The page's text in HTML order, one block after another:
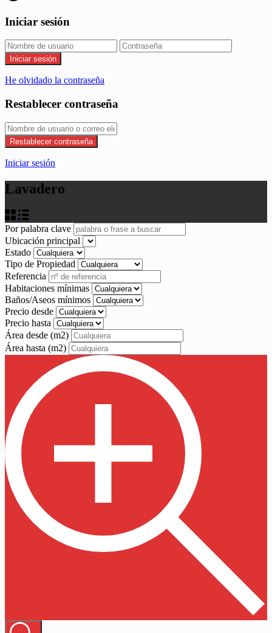
Iniciar sesión
Iniciar sesión
He olvidado la contraseña
Restablecer contraseña
Restablecer contraseña
Iniciar sesión
Lavadero
Por palabra clave
Ubicación principal
Estado
Tipo de Propiedad
Referencia
Habitaciones mínimas
Baños/Aseos mínimos
Precio desde
Precio hasta
Área desde (m2)
Área hasta (m2)